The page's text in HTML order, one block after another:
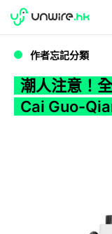
WWDC 2026
作者忘記分類
潮人注意！
Cai Guo-